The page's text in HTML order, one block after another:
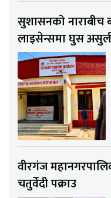
सुशासनको नाराबीच
लाइसेन्समा घुस
वीरगंज
चतुर्वेदी पक्राउ